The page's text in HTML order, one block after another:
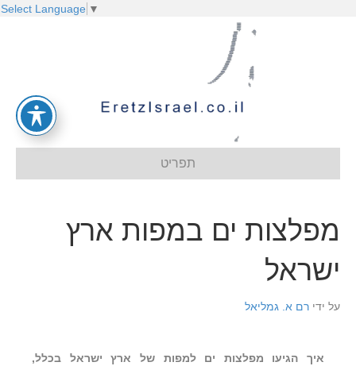
Select Language ▼
תפריט
מפלצות ים במפות ארץ
ישראל
על ידי רם א. גמליאל
איך הגיעו מפלצות ים למפות של ארץ ישראל בכלל,